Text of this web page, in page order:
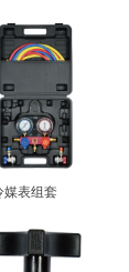
媒表组套